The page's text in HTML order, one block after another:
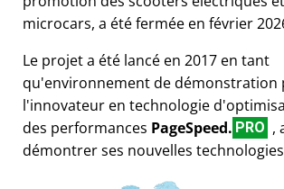
microcars, a été fermée en février
Le projet a été lancé en 2017 en tant
qu'environnement de démonstration
l'innovateur en technologie
des performances PageSpeed. PRO ,
démontrer ses nouvelles